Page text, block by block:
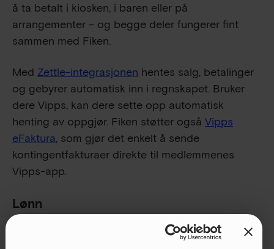
å ta betalt i kiosken, i baren eller på
arrangementer – og begge deler fungerer fint
sammen med Fiken.
Med Zettle-integrasjonen hentes salg, betalinger
og gebyrer automatisk inn i regnskapet. Bruker
dere Vipps, kan dere sette opp automatisk
henting av oppgjør. Fiken støtter også Vipps
eFaktura, som gjør det enkelt å sende
kontingentfakturaer direkte til medlemmenes
Vipps-app.
Lønn
Fikens har en egen tilleggstjeneste for lønn
. For å